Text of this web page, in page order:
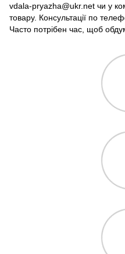
vdala-pryazha@ukr.net чи у
товару. Консультації по
Часто потрібен час, щоб